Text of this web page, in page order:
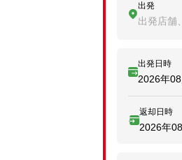
出発
出発店舗
出発日時
2026年
返却日時
2026年